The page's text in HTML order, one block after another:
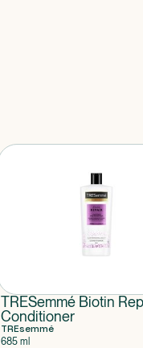
TRESemmé Biotin
Conditioner
TREsemmé
685 ml